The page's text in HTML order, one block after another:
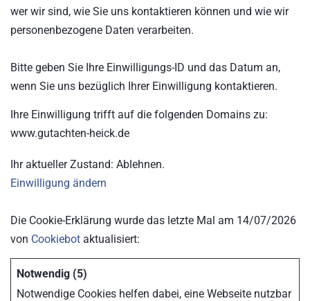
wer wir sind, wie Sie uns kontaktieren können und wie wir
personenbezogene Daten verarbeiten.
Bitte geben Sie Ihre Einwilligungs-ID und das Datum an,
wenn Sie uns bezüglich Ihrer Einwilligung kontaktieren.
Ihre Einwilligung trifft auf die folgenden Domains zu:
www.gutachten-heick.de
Ihr aktueller Zustand: Ablehnen.
Einwilligung ändern
Die Cookie-Erklärung wurde das letzte Mal am 14/07/2026
von Cookiebot aktualisiert:
Notwendig (5)
Notwendige Cookies helfen dabei, eine Webseite nutzbar